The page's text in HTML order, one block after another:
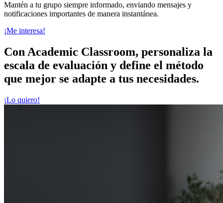
Mantén a tu grupo siempre informado, enviando mensajes y
notificaciones importantes de manera instantánea.
¡Me interesa!
Con Academic Classroom, personaliza la
escala de evaluación y define el método
que mejor se adapte a tus necesidades.
¡Lo quiero!